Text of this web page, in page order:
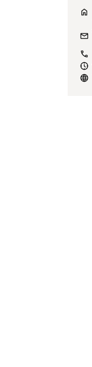
home
email
call
nest_clock_farsight_analog
language